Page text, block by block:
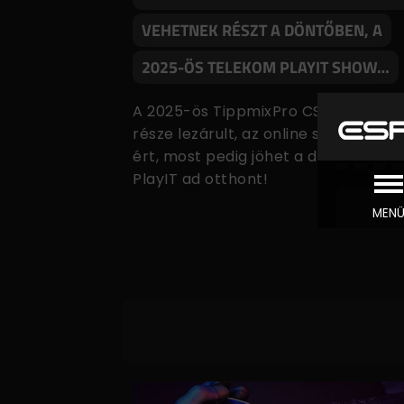
VEHETNEK RÉSZT A DÖNTŐBEN, A
2025-ÖS TELEKOM PLAYIT SHOW…
A 2025-ös TippmixPro CS2 Masters
része lezárult, az online szakasz
ért, most pedig jöhet a döntő,
PlayIT ad otthont!